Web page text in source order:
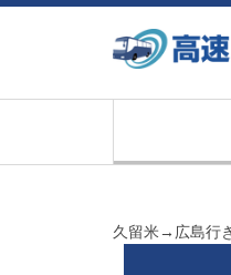
久留米→広島行